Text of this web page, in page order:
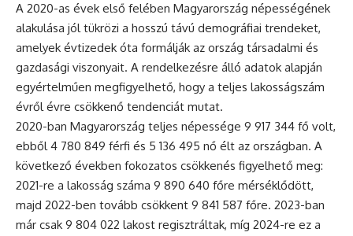
A 2020-as évek első felében Magyarország népességének
alakulása jól tükrözi a hosszú távú demográfiai trendeket,
amelyek évtizedek óta formálják az ország társadalmi és
gazdasági viszonyait. A rendelkezésre álló adatok alapján
egyértelműen megfigyelhető, hogy a teljes lakosságszám
évről évre csökkenő tendenciát mutat.
2020-ban Magyarország teljes népessége 9 917 344 fő volt,
ebből 4 780 849 férfi és 5 136 495 nő élt az országban. A
következő években fokozatos csökkenés figyelhető meg:
2021-re a lakosság száma 9 890 640 főre mérséklődött,
majd 2022-ben tovább csökkent 9 841 587 főre. 2023-ban
már csak 9 804 022 lakost regisztráltak, míg 2024-re ez a